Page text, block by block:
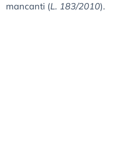
mancanti (L. 183/2010).